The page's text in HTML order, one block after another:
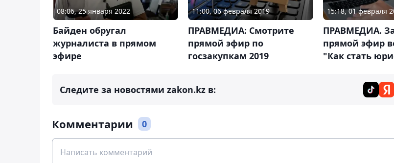
08:06, 25 января 2022
Байден обругал
журналиста в прямом
эфире
11:00, 06 февраля 2019
ПРАВМЕДИА: Смотрите
прямой эфир по
госзакупкам 2019
15:18, 01 февраля
ПРАВМЕДИА.
прямой эфир
"Как стать
Следите за новостями zakon.kz в:
Комментарии 0